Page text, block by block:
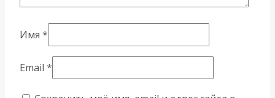
Имя *
Email *